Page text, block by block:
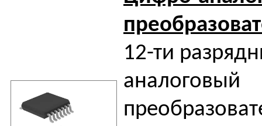
12-ти
аналоговый